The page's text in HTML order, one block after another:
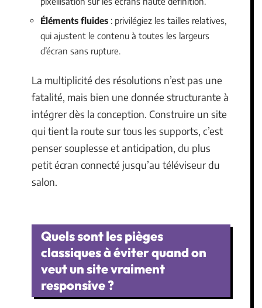
Éléments fluides : privilégiez les tailles relatives,
qui ajustent le contenu à toutes les largeurs
d’écran sans rupture.
La multiplicité des résolutions n’est pas une
fatalité, mais bien une donnée structurante à
intégrer dès la conception. Construire un site
qui tient la route sur tous les supports, c’est
penser souplesse et anticipation, du plus
petit écran connecté jusqu’au téléviseur du
salon.
Quels sont les pièges
classiques à éviter quand on
veut un site vraiment
responsive ?